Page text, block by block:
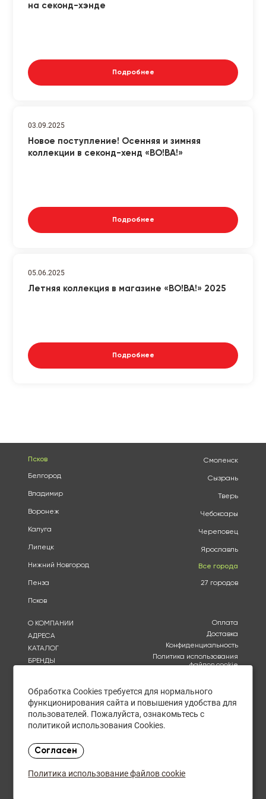
на секонд-хэнде
Подробнее
03.09.2025
Новое поступление! Осенняя и зимняя
коллекции в секонд-хенд «ВО!ВА!»
Подробнее
05.06.2025
Летняя коллекция в магазине «ВО!ВА!» 2025
Подробнее
Псков
Белгород
Владимир
Воронеж
Калуга
Липецк
Нижний Новгород
Пенза
Псков
Смоленск
Сызрань
Тверь
Чебоксары
Череповец
Ярославль
Все города
27 городов
О КОМПАНИИ
АДРЕСА
КАТАЛОГ
БРЕНДЫ
ОТЗЫВЫ
КОНТАКТЫ
Оплата
Доставка
Конфиденциальность
Политика использования
файлов cookie
Политика в отношении
Обработка Cookies требуется для нормального
функционирования сайта и повышения удобства для
пользователей. Пожалуйста, ознакомьтесь с
политикой использования Cookies.
Согласен
Политика использование файлов cookie